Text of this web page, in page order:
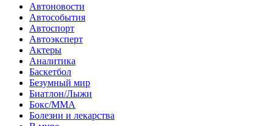
Автоновости
Автособытия
Автоспорт
Автоэксперт
Актеры
Аналитика
Баскетбол
Безумный мир
Биатлон/Лыжи
Бокс/MMA
Болезни и лекарства